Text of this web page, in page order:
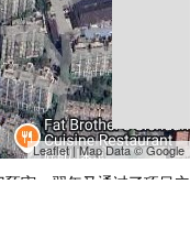
Leaflet | Map Data © Google
审，翌年又通过了项目立